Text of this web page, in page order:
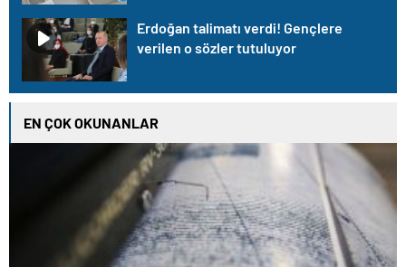
Erdoğan talimatı verdi! Gençlere
verilen o sözler tutuluyor
EN ÇOK OKUNANLAR